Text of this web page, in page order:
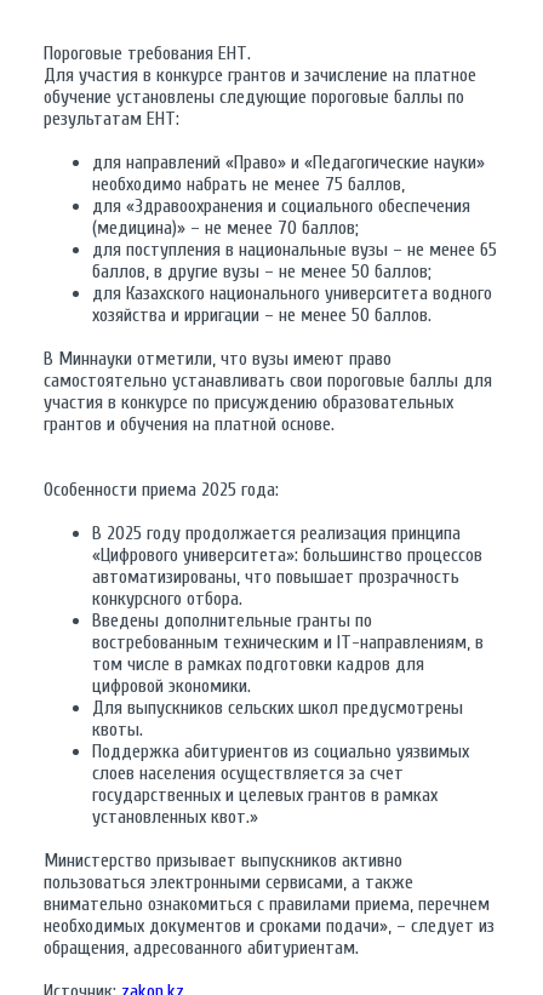
Пороговые требования ЕНТ.
Для участия в конкурсе грантов и зачисление на платное
обучение установлены следующие пороговые баллы по
результатам ЕНТ:
для направлений «Право» и «Педагогические науки»
необходимо набрать не менее 75 баллов,
для «Здравоохранения и социального обеспечения
(медицина)» – не менее 70 баллов;
для поступления в национальные вузы – не менее 65
баллов, в другие вузы – не менее 50 баллов;
для Казахского национального университета водного
хозяйства и ирригации – не менее 50 баллов.
В Миннауки отметили, что вузы имеют право
самостоятельно устанавливать свои пороговые баллы для
участия в конкурсе по присуждению образовательных
грантов и обучения на платной основе.
Особенности приема 2025 года:
В 2025 году продолжается реализация принципа
«Цифрового университета»: большинство процессов
автоматизированы, что повышает прозрачность
конкурсного отбора.
Введены дополнительные гранты по
востребованным техническим и IT-направлениям, в
том числе в рамках подготовки кадров для
цифровой экономики.
Для выпускников сельских школ предусмотрены
квоты.
Поддержка абитуриентов из социально уязвимых
слоев населения осуществляется за счет
государственных и целевых грантов в рамках
установленных квот.»
Министерство призывает выпускников активно
пользоваться электронными сервисами, а также
внимательно ознакомиться с правилами приема, перечнем
необходимых документов и сроками подачи», – следует из
обращения, адресованного абитуриентам.